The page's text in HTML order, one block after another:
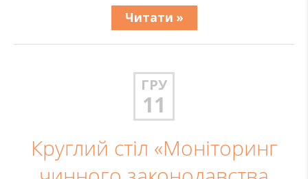
Читати »
ГРУ
11
Круглий стіл «Моніторинг